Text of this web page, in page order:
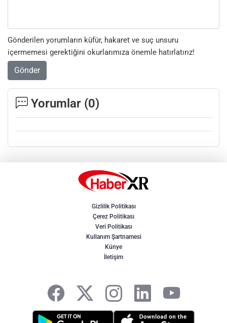
Gönderilen yorumların küfür, hakaret ve suç unsuru
içermemesi gerektiğini okurlarımıza önemle hatırlatırız!
Gönder
Yorumlar (0)
Gizlilik Politikası
Çerez Politikası
Veri Politikası
Kullanım Şartnamesi
Künye
İletişim